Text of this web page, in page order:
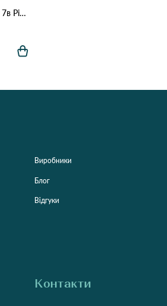
Труси жіночі HONS Y02 7в Різні кольори
Виробники
Блог
Відгуки
Контакти